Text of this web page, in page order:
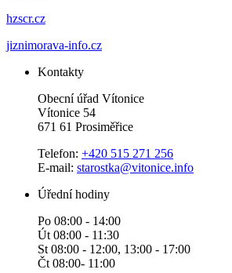
hzscr.cz
jiznimorava-info.cz
Kontakty
Obecní úřad Vítonice
Vítonice 54
671 61 Prosiměřice
Telefon: +420 515 271 256
E-mail: starostka@vitonice.info
Úřední hodiny
Po 08:00 - 14:00
Út 08:00 - 11:30
St 08:00 - 12:00, 13:00 - 17:00
Čt 08:00- 11:00